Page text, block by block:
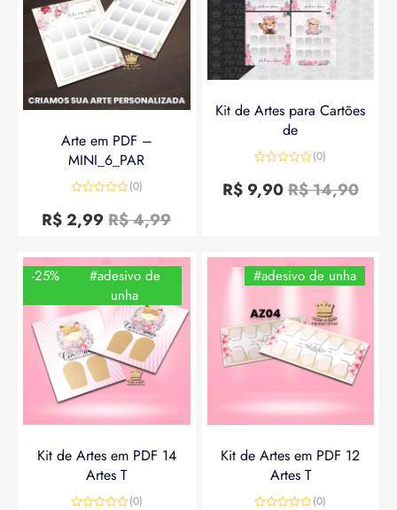
Arte em PDF –
MINI_6_PAR
0
de
(0)
R$4,99
R$2,99
Kit de Artes para Cartões
de
0
de
(0)
R$14,90
R$9,90
-25%
#adesivo de
unha
Kit de Artes em PDF 14
Artes T
(0)
#adesivo de unha
Kit de Artes em PDF 12
Artes T
(0)